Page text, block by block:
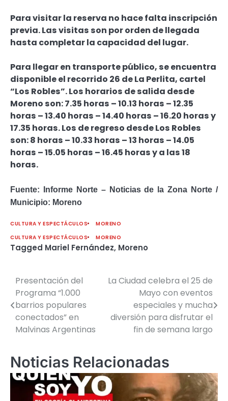
Para visitar la reserva no hace falta inscripción
previa. Las visitas son por orden de llegada
hasta completar la capacidad del lugar.
Para llegar en transporte público, se encuentra
disponible el recorrido 26 de La Perlita, cartel
“Los Robles”. Los horarios de salida desde
Moreno son: 7.35 horas – 10.13 horas – 12.35
horas – 13.40 horas – 14.40 horas – 16.20 horas y
17.35 horas. Los de regreso desde Los Robles
son: 8 horas – 10.33 horas – 13 horas – 14.05
horas – 15.05 horas – 16.45 horas y a las 18
horas.
Fuente: Informe Norte – Noticias de la Zona Norte /
Municipio: Moreno
CULTURA Y ESPECTÁCULOS
MORENO
CULTURA Y ESPECTÁCULOS
MORENO
Tagged Mariel Fernández, Moreno
Navegación
de
entradas
Presentación del
Programa “1.000
barrios populares
conectados” en
Malvinas Argentinas
La Ciudad celebra el 25 de
Mayo con eventos
especiales y mucha
diversión para disfrutar el
fin de semana largo
Noticias Relacionadas